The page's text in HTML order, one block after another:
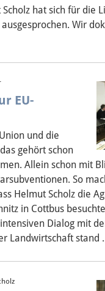
hat sich für die
ausgesprochen. Wir
EU-
und die
gehört schon
Allein schon mit
So
Helmut Scholz die
in Cottbus
Dialog mit
Landwirtschaft stand